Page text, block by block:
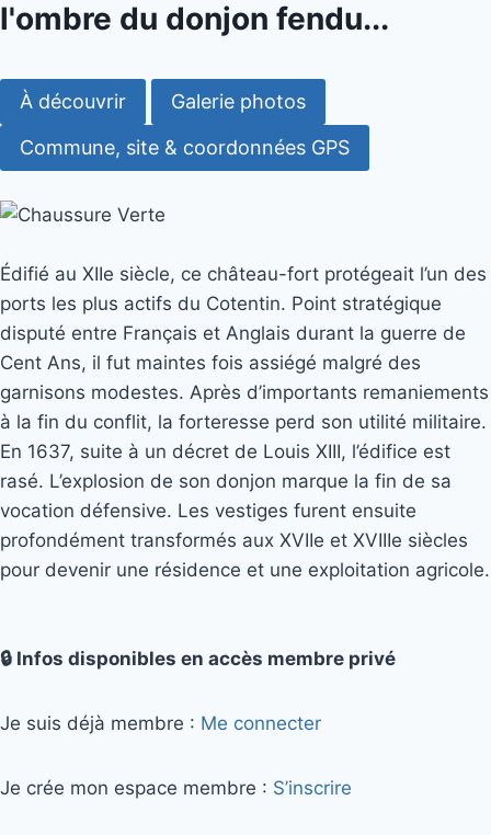
l'ombre du donjon fendu...
À découvrir Galerie photos
Commune, site & coordonnées GPS
Édifié au XIIe siècle, ce château-fort protégeait l’un des
ports les plus actifs du Cotentin. Point stratégique
disputé entre Français et Anglais durant la guerre de
Cent Ans, il fut maintes fois assiégé malgré des
garnisons modestes. Après d’importants remaniements
à la fin du conflit, la forteresse perd son utilité militaire.
En 1637, suite à un décret de Louis XIII, l’édifice est
rasé. L’explosion de son donjon marque la fin de sa
vocation défensive. Les vestiges furent ensuite
profondément transformés aux XVIIe et XVIIIe siècles
pour devenir une résidence et une exploitation agricole.
🔒 Infos disponibles en accès membre privé
Je suis déjà membre : Me connecter
Je crée mon espace membre : S’inscrire